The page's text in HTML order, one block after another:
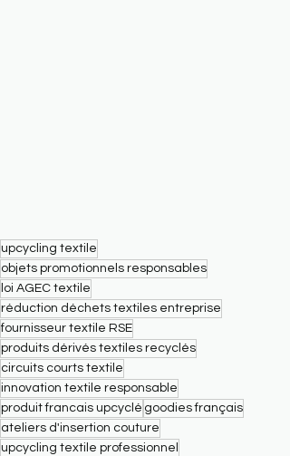
upcycling textile
objets promotionnels responsables
loi AGEC textile
réduction déchets textiles entreprise
fournisseur textile RSE
produits dérivés textiles recyclés
circuits courts textile
innovation textile responsable
produit francais upcyclé goodies français
ateliers d'insertion couture
upcycling textile professionnel